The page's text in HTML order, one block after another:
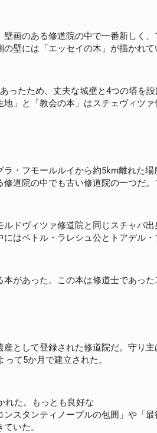
画のある修道院の中で一番新しく
壁には「エッセイの木」が描かれて
ったため、丈夫な城壁と4つの塔を
」と「教会の本」はスチェヴィツァ
・フモールルイから約5km離れた
道院の中でも古い修道院の一つだ。
ドヴィツァ修道院と同じスチャバ
はペトル・ラレシュ公とトアデル
があった。この本は修道士であっ
として登録された修道院だ。守り
て5か月で建立された。
れた。もっとも良好な
スタンティノープルの包囲」や「
いた。